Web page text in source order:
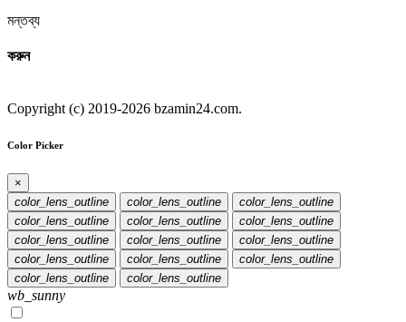
মন্তব্য
করুন
Copyright (c) 2019-2026 bzamin24.com.
Color Picker
×
color_lens_outline
color_lens_outline
color_lens_outline
color_lens_outline
color_lens_outline
color_lens_outline
color_lens_outline
color_lens_outline
color_lens_outline
color_lens_outline
color_lens_outline
color_lens_outline
color_lens_outline
color_lens_outline
wb_sunny